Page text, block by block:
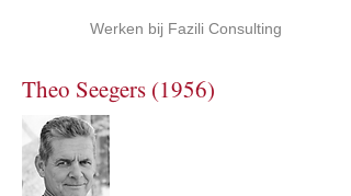
Werken bij Fazili Consulting
Theo Seegers (1956)